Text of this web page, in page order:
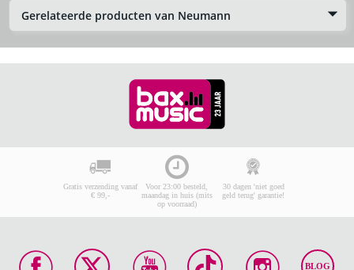
Gerelateerde producten van Neumann
Gratis verzending vanaf
€ 99,-
Voor 23:00 besteld,
maandag in huis (mits
op voorraad)
30 dagen 'niet goed
geld terug' garantie!
BLOG